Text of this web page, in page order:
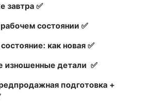
завтра ✅
состоянии ✅
как новая ✅
изношенные детали ✅
подготовка +